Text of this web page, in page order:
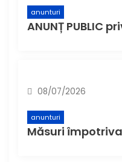
anunturi
08/07/2026
anunturi